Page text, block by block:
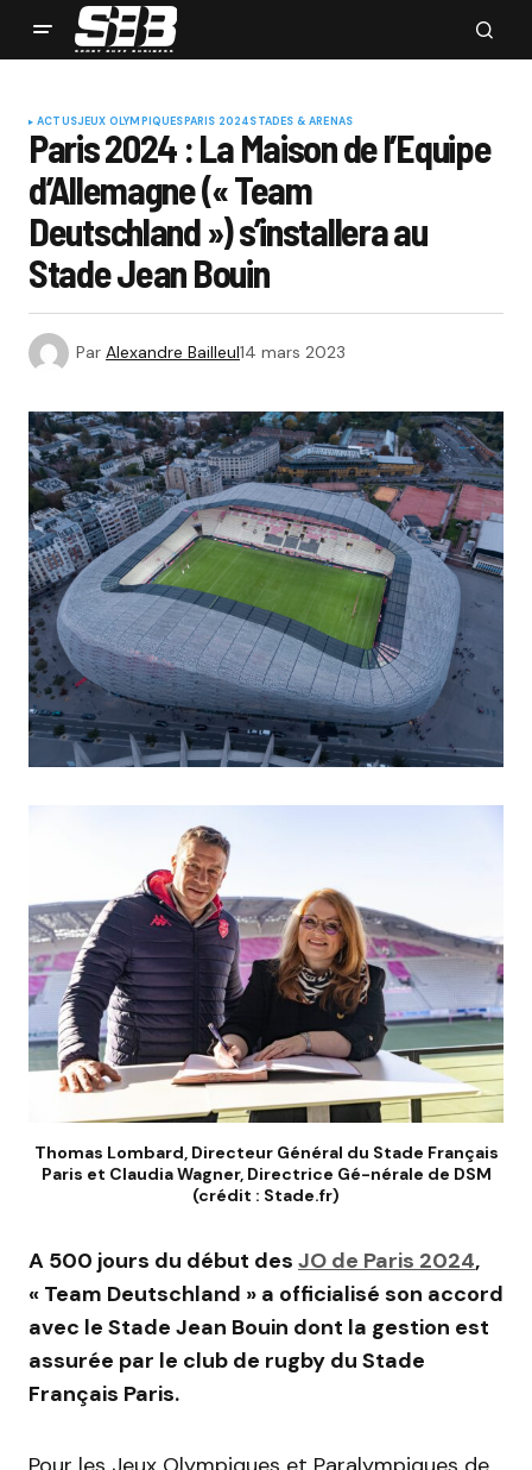
ACTUSJEUX OLYMPIQUESPARIS 2024STADES & ARENAS
Paris 2024 : La Maison de l’Equipe
d’Allemagne (« Team
Deutschland ») s’installera au
Stade Jean Bouin
Par Alexandre Bailleul14 mars 2023
Thomas Lombard, Directeur Général du Stade Français
Paris et Claudia Wagner, Directrice Gé-nérale de DSM
(crédit : Stade.fr)
A 500 jours du début des JO de Paris 2024,
« Team Deutschland » a officialisé son accord
avec le Stade Jean Bouin dont la gestion est
assurée par le club de rugby du Stade
Français Paris.